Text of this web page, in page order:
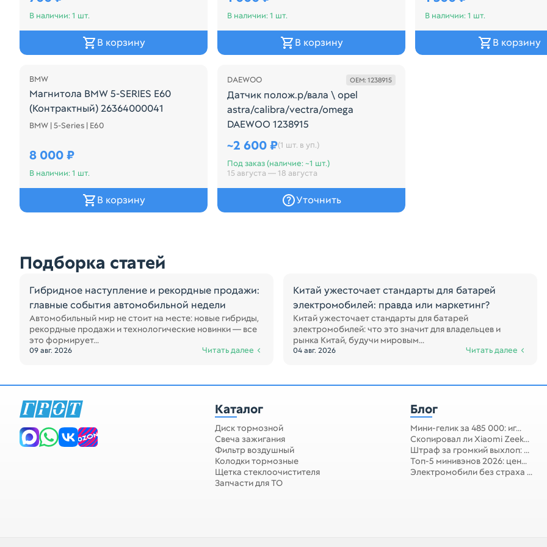
В наличии: 1 шт.
В корзину
В наличии: 1 шт.
В корзину
В наличии: 1 шт.
В корзину
BMW
Магнитола BMW 5-SERIES E60
(Контрактный) 26364000041
Магнитола BMW 5-SERIES E60 (Контрактный) 26364000041
BMW | 5-Series | E60
8 000 ₽
В наличии: 1 шт.
В корзину
Внешний
DAEWOO OEM: 1238915
Датчик полож.р/вала \ opel
astra/calibra/vectra/omega
DAEWOO 1238915
Датчик полож.р/вала \ Opel Astra/Calibra/Vectra/Omega Бренда
~2 600 ₽(1 шт. в уп.)
Под заказ (наличие: ~1 шт.)
15 августа — 18 августа
Уточнить
Подборка статей
Гибридное наступление и рекордные продажи:
главные события автомобильной недели
Автомобильный мир не стоит на месте: новые гибриды,
рекордные продажи и технологические новинки — все
это формирует...
09 авг. 2026 Читать далее
Китай ужесточает стандарты для батарей
электромобилей: правда или маркетинг?
Китай ужесточает стандарты для батарей
электромобилей: что это значит для владельцев и
рынка Китай, будучи мировым...
04 авг. 2026 Читать далее
Каталог
Диск тормозной
Свеча зажигания
Фильтр воздушный
Колодки тормозные
Щетка стеклоочистителя
Запчасти для ТО
Блог
Мини-гелик за 485 000: иг...
Скопировал ли Xiaomi Zeek...
Штраф за громкий выхлоп: ...
Топ-5 минивэнов 2026: цен...
Электромобили без страха ...